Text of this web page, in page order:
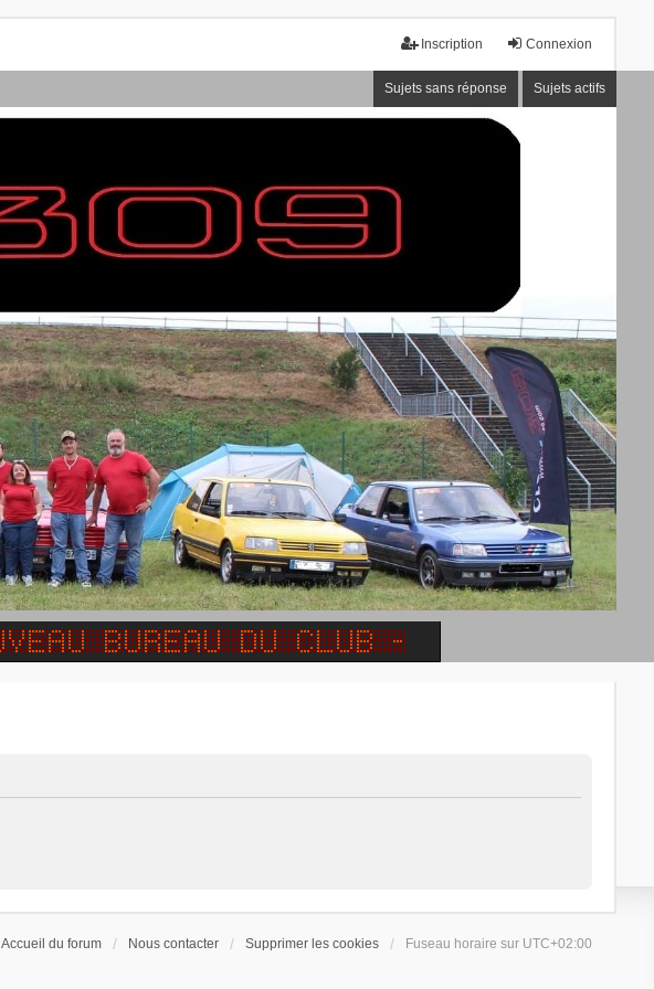
Connexion
Inscription
Sujets sans réponse Sujets actifs
Accueil du forum Nous contacter Supprimer les cookies Fuseau horaire sur UTC+02:00